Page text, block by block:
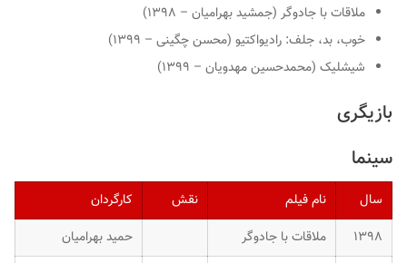
ملاقات با جادوگر (جمشید بهرامیان – ۱۳۹۸)
خوب، بد، جلف: رادیواکتیو (محسن چگینی – ۱۳۹۹)
شیشلیک (محمدحسین مهدویان – ۱۳۹۹)
بازیگری
سینما
سال نام فیلم نقش
کارگردان
۱۳۹۸
ملاقات با جادوگر حمید بهرامیان